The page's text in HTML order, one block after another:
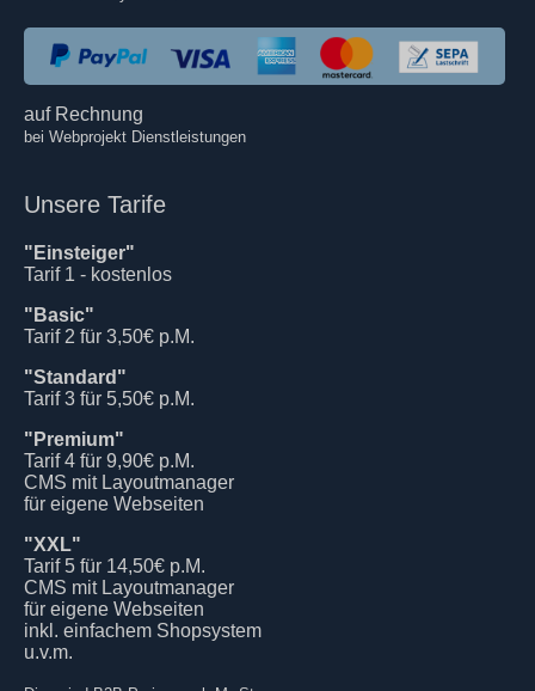
auf Rechnung
bei Webprojekt Dienstleistungen
Unsere Tarife
"Einsteiger"
Tarif 1 - kostenlos
"Basic"
Tarif 2 für 3,50€ p.M.
"Standard"
Tarif 3 für 5,50€ p.M.
"Premium"
Tarif 4 für 9,90€ p.M.
CMS mit Layoutmanager
für eigene Webseiten
"XXL"
Tarif 5 für 14,50€ p.M.
CMS mit Layoutmanager
für eigene Webseiten
inkl. einfachem Shopsystem
u.v.m.